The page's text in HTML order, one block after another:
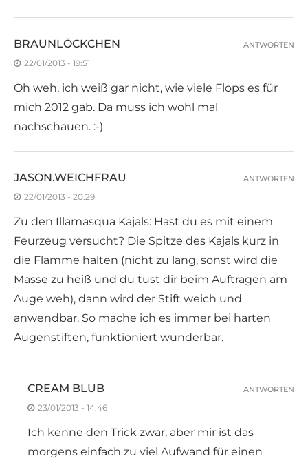
BRAUNLÖCKCHEN
22/01/2013 - 19:51
Oh weh, ich weiß gar nicht, wie viele Flops es für
mich 2012 gab. Da muss ich wohl mal
nachschauen. :-)
ANTWORTEN
JASON.WEICHFRAU
22/01/2013 - 20:29
Zu den Illamasqua Kajals: Hast du es mit einem
Feurzeug versucht? Die Spitze des Kajals kurz in
die Flamme halten (nicht zu lang, sonst wird die
Masse zu heiß und du tust dir beim Auftragen am
Auge weh), dann wird der Stift weich und
anwendbar. So mache ich es immer bei harten
Augenstiften, funktioniert wunderbar.
ANTWORTEN
CREAM BLUB
23/01/2013 - 14:46
Ich kenne den Trick zwar, aber mir ist das
morgens einfach zu viel Aufwand für einen
ANTWORTEN